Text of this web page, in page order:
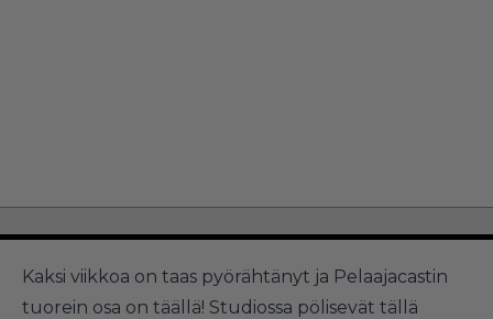
Kaksi viikkoa on taas pyörähtänyt ja Pelaajacastin
tuorein osa on täällä! Studiossa pölisevät tällä